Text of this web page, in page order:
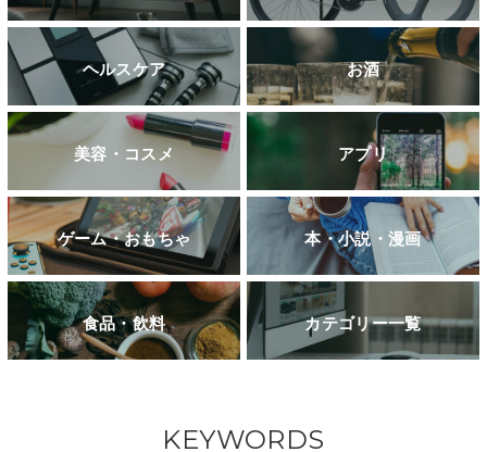
ヘルスケア お酒
美容・コスメ アプリ
ゲーム・おもちゃ 本・小説・漫画
食品・飲料 カテゴリー一覧
KEYWORDS